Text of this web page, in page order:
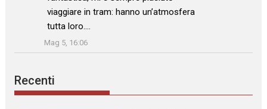
viaggiare in tram: hanno un’atmosfera
tutta loro.…
”
Mag 5, 16:06
Recenti